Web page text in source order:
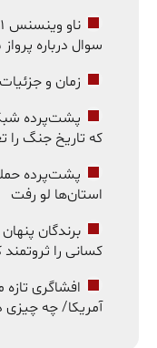
سوال درباره پرواز ۶۵۵
زمان و
پشت‌پرده
که تاریخ جنگ را
پشت‌پرده
استان‌ها لو رفت
کسانی را ثروتمند
افشاگری
آمریکا/ چه